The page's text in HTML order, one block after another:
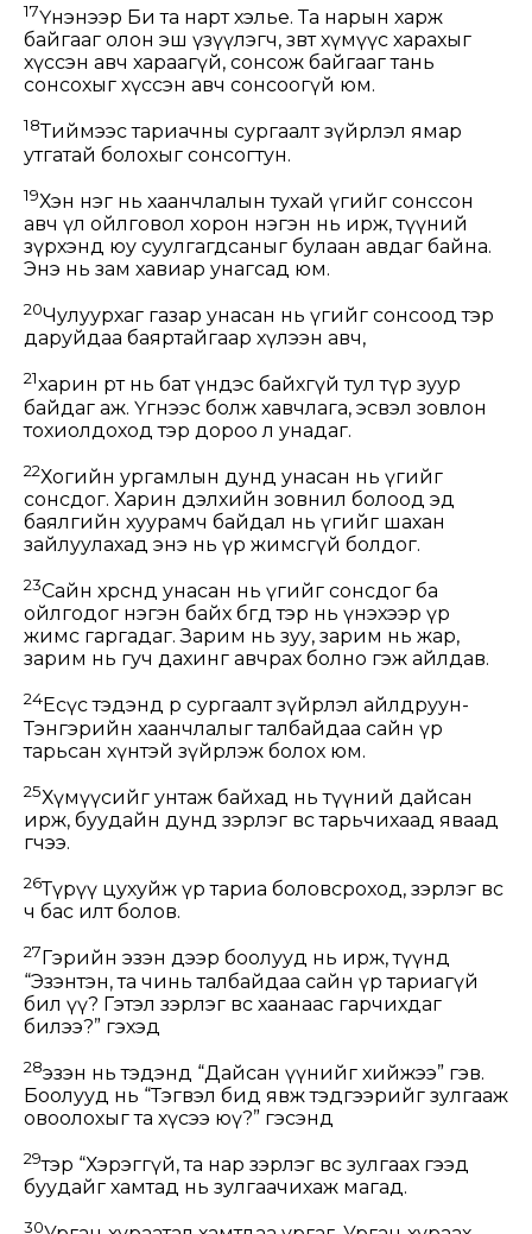
17Үнэнээр Би та нарт хэлье. Та нарын харж
байгааг олон эш үзүүлэгч, зөвт хүмүүс харахыг
хүссэн авч хараагүй, сонсож байгааг тань
сонсохыг хүссэн авч сонсоогүй юм.
18Тиймээс тариачны сургаалт зүйрлэл ямар
утгатай болохыг сонсогтун.
19Хэн нэг нь хаанчлалын тухай үгийг сонссон
авч үл ойлговол хорон нэгэн нь ирж, түүний
зүрхэнд юу суулгагдсаныг булаан авдаг байна.
Энэ нь зам хавиар унагсад юм.
20Чулуурхаг газар унасан нь үгийг сонсоод тэр
даруйдаа баяртайгаар хүлээн авч,
21харин өөрт нь бат үндэс байхгүй тул түр зуур
байдаг аж. Үгнээс болж хавчлага, эсвэл зовлон
тохиолдоход тэр дороо л унадаг.
22Хогийн ургамлын дунд унасан нь үгийг
сонсдог. Харин дэлхийн зовнил болоод эд
баялгийн хуурамч байдал нь үгийг шахан
зайлуулахад энэ нь үр жимсгүй болдог.
23Сайн хөрсөнд унасан нь үгийг сонсдог ба
ойлгодог нэгэн байх бөгөөд тэр нь үнэхээр үр
жимс гаргадаг. Зарим нь зуу, зарим нь жар,
зарим нь гуч дахинг авчрах болно гэж айлдав.
24Есүс тэдэнд өөр сургаалт зүйрлэл айлдруун-
Тэнгэрийн хаанчлалыг талбайдаа сайн үр
тарьсан хүнтэй зүйрлэж болох юм.
25Хүмүүсийг унтаж байхад нь түүний дайсан
ирж, буудайн дунд зэрлэг өвс тарьчихаад яваад
өгчээ.
26Түрүү цухуйж үр тариа боловсроход, зэрлэг өвс
ч бас илт болов.
27 Гэрийн эзэн дээр боолууд нь ирж, түүнд
“Эзэнтэн, та чинь талбайдаа сайн үр тариагүй
бил үү? Гэтэл зэрлэг өвс хаанаас гарчихдаг
билээ?” гэхэд
28эзэн нь тэдэнд “Дайсан үүнийг хийжээ” гэв.
Боолууд нь “Тэгвэл бид явж тэдгээрийг зулгааж
овоолохыг та хүсээ юү?” гэсэнд
29тэр “Хэрэггүй, та нар зэрлэг өвс зулгаах гээд
буудайг хамтад нь зулгаачихаж магад.
30